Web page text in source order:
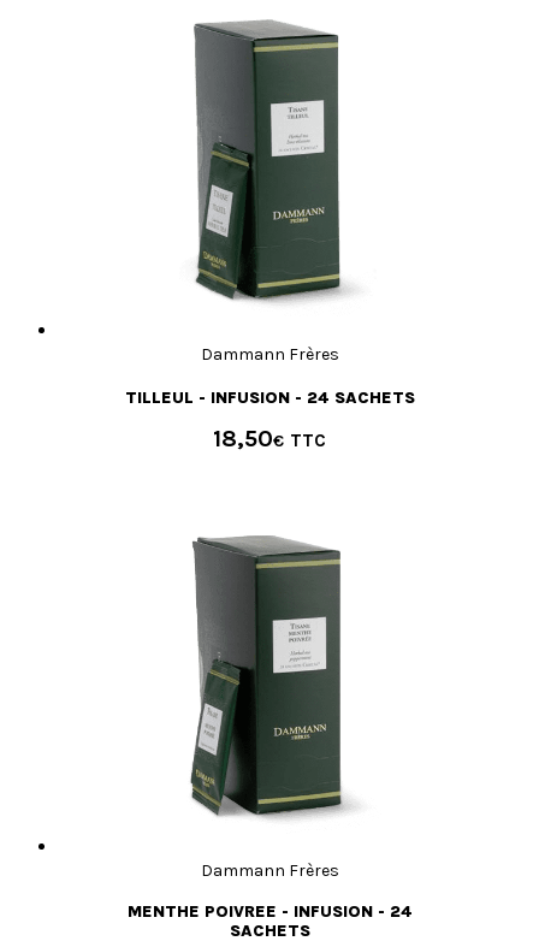
Dammann Frères
TILLEUL - INFUSION - 24 SACHETS
18,50€
Dammann Frères
MENTHE POIVREE - INFUSION - 24
SACHETS